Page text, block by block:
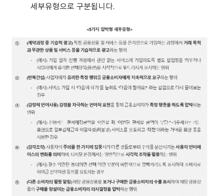
세부유형으로 구분됩니다.